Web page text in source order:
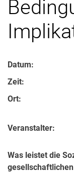
Datum:
Zeit:
Ort:
Veranstalter:
Was leistet die